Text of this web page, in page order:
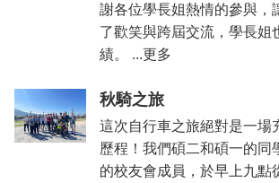
謝各位學長姐熱情的參與，
了歡笑與跨屆交流，學長姐
績。 ...更多
秋騎之旅
這次自行車之旅絕對是一場
歷程！我們碩二和碩一的同
的校友會成員，於早上九點